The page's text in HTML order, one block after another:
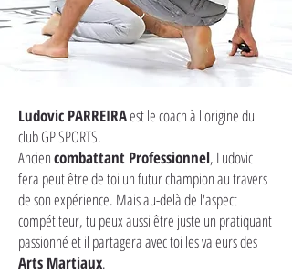
Ludovic PARREIRAest le coach à l'origine du
club GP SPORTS.
Anciencombattant Professionnel, Ludovic
fera peut être de toi un futur champion au travers
de son expérience. Mais au-delà de l'aspect
compétiteur, tu peux aussi être juste un pratiquant
passionné et il partagera avec toi les valeurs des
Arts Martiaux.